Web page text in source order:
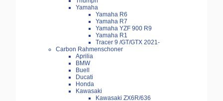
Yamaha
Yamaha R6
Yamaha R7
Yamaha YZF 900 R9
Yamaha R1
Tracer 9 /GT/GTX 2021-
Carbon Rahmenschoner
Aprilia
BMW
Buell
Ducati
Honda
Kawasaki
Kawasaki ZX6R/636